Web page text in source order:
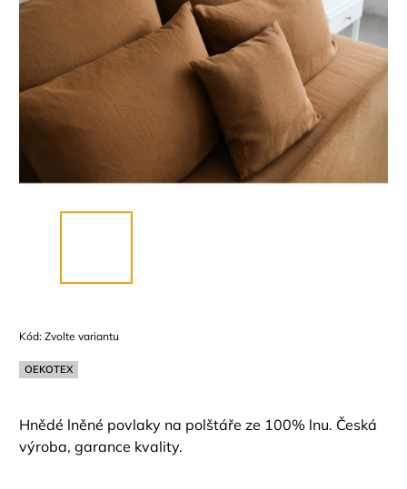
Kód: Zvolte variantu
OEKOTEX
Hnědé lněné povlaky na polštáře ze 100% lnu. Česká
výroba, garance kvality.